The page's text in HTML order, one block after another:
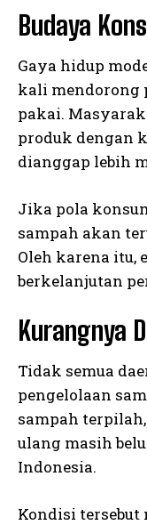
Budaya
Gaya hidup
kali mendorong
pakai.
produk dengan
dianggap lebih
Jika pola
sampah akan
Oleh karena itu,
berkelanjutan
Kurangnya
Tidak semua
pengelolaan
sampah
ulang masih
Indonesia.
Kondisi